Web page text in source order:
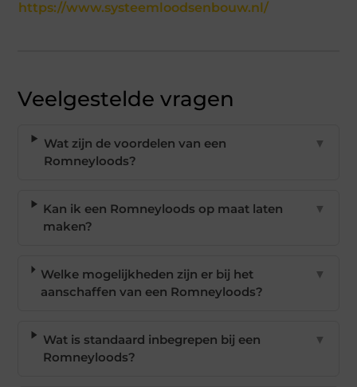
https://www.systeemloodsenbouw.nl/
Veelgestelde vragen
Wat zijn de voordelen van een
Romneyloods?
▼
Kan ik een Romneyloods op maat laten
maken?
▼
Welke mogelijkheden zijn er bij het
aanschaffen van een Romneyloods?
▼
Wat is standaard inbegrepen bij een
Romneyloods?
▼